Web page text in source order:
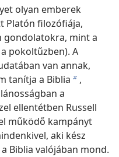
olyan emberek
Platón filozófiája,
gondolatokra, mint a
pokoltűzben). A
van annak,
tanítja a Biblia b ,
a
ellentétben Russell
működő kampányt
aki kész
Biblia valójában mond.